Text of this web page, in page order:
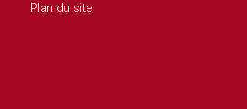
Plan du site